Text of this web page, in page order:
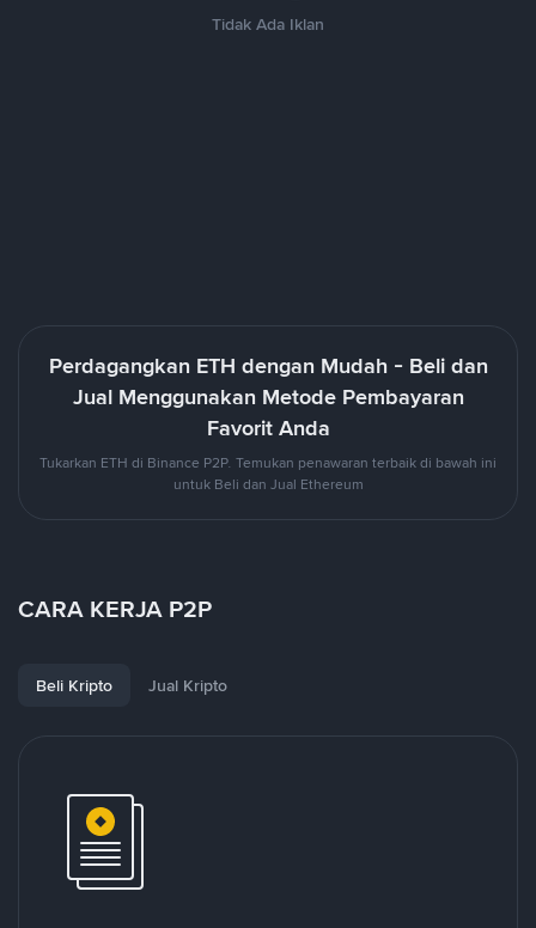
Tidak Ada Iklan
Perdagangkan ETH dengan Mudah - Beli dan
Jual Menggunakan Metode Pembayaran
Favorit Anda
Tukarkan ETH di Binance P2P. Temukan penawaran terbaik di bawah ini
untuk Beli dan Jual Ethereum
CARA KERJA P2P
Beli Kripto Jual Kripto